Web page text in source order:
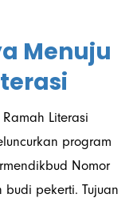
Menuju
Literasi
program
Nomor
pekerti. Tujuan